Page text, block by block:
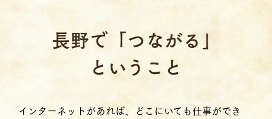
⻑野で「つながる」
ということ
インターネットがあれば、どこにいても仕事ができ